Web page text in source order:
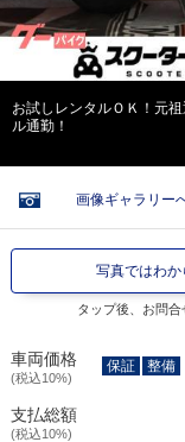
お試しレンタルＯＫ！元
ル通勤！
画像ギャラリー
写真ではわ
タップ後、お問
車両価格
(税込10%)
保証 整備
支払総額
(税込10%)